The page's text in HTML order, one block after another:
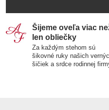
Šijeme oveľa viac
len obliečky
Za každým stehom sú
šikovné ruky našich
šičiek a srdce rodinnej